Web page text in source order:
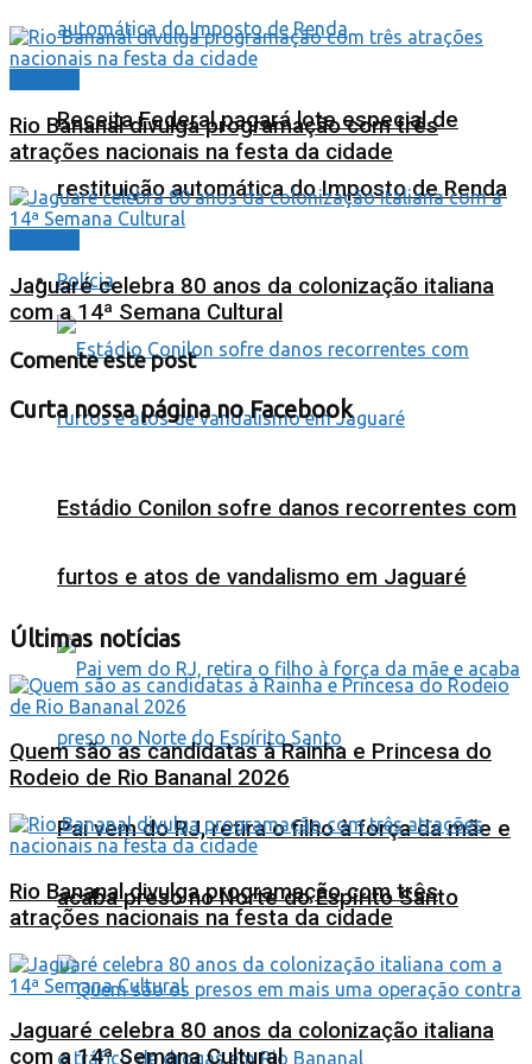
Receita Federal pagará lote especial de
restituição automática do Imposto de Renda
Polícia
Estádio Conilon sofre danos recorrentes com
furtos e atos de vandalismo em Jaguaré
Pai vem do RJ, retira o filho à força da mãe e
acaba preso no Norte do Espírito Santo
Rio Bananal divulga programação com três
atrações nacionais na festa da cidade
Jaguaré celebra 80 anos da colonização italiana
com a 14ª Semana Cultural
Comente este post
Curta nossa página no Facebook
Últimas notícias
Quem são as candidatas à Rainha e Princesa do
Rodeio de Rio Bananal 2026
Rio Bananal divulga programação com três
atrações nacionais na festa da cidade
Jaguaré celebra 80 anos da colonização italiana
com a 14ª Semana Cultural